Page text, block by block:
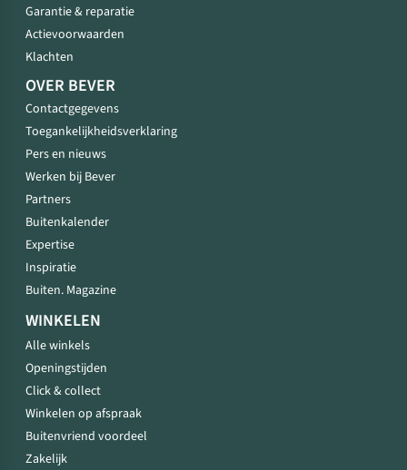
Garantie & reparatie
Actievoorwaarden
Klachten
OVER BEVER
Contactgegevens
Toegankelijkheidsverklaring
Pers en nieuws
Werken bij Bever
Partners
Buitenkalender
Expertise
Inspiratie
Buiten. Magazine
WINKELEN
Alle winkels
Openingstijden
Click & collect
Winkelen op afspraak
Buitenvriend voordeel
Zakelijk